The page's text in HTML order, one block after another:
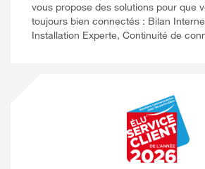
vous propose des solutions pour que
toujours bien connectés : Bilan
Installation Experte, Continuité de